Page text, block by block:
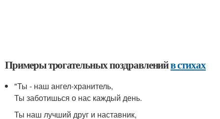
Примеры трогательных поздравленийв стихах
"Ты - наш ангел-хранитель,
Ты заботишься о нас каждый день.
Ты наш лучший друг и наставник,